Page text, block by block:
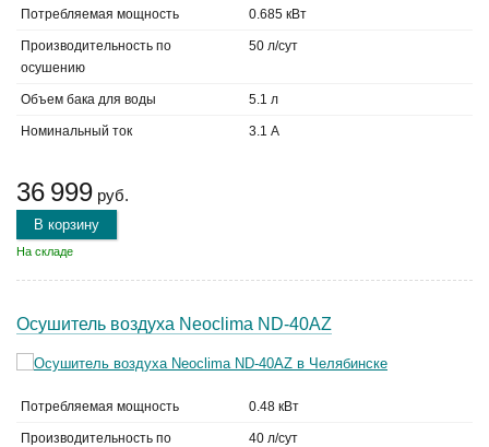
Потребляемая мощность 0.685 кВт
Производительность по
осушению
50 л/сут
Объем бака для воды 5.1 л
Номинальный ток 3.1 А
36 999 руб.
В корзину
На складе
Осушитель воздуха Neoclima ND-40AZ
Потребляемая мощность 0.48 кВт
Производительность по
40 л/сут